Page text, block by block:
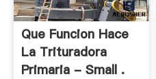
Que Funcion Hace
La Trituradora
Primaria - Small .